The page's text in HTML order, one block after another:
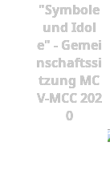
"Symbole
und Idol
e" - Gemei
nschaftssi
tzung MC
V-MCC 202
0